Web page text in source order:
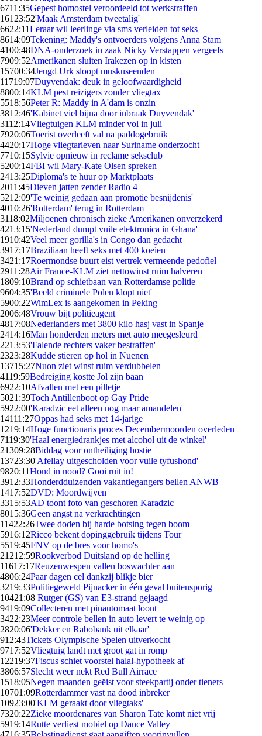
6711:35Gepest homostel veroordeeld tot werkstraffen
161 23:52'Maak Amsterdam tweetalig'
6622:11Leraar wil leerlinge via sms verleiden tot seks
8614:09Tekening: Maddy's ontvoerders volgens Anna Stam
4100:48DNA-onderzoek in zaak Nicky Verstappen vergeefs
7909:52Amerikanen sluiten Irakezen op in kisten
15700:34Jeugd Urk sloopt muskuseenden
11719:07Duyvendak: deuk in geloofwaardigheid
8800:14KLM pest reizigers zonder vliegtax
5518:56Peter R: Maddy in A'dam is onzin
3812:46'Kabinet viel bijna door inbraak Duyvendak'
3112:14Vliegtuigen KLM minder vol in juli
7920:06Toerist overleeft val na paddogebruik
4420:17Hoge vliegtarieven naar Suriname onderzocht
7710:15Sylvie opnieuw in reclame seksclub
5200:14FBI wil Mary-Kate Olsen spreken
2413:25Diploma's te huur op Marktplaats
2011:45Dieven jatten zender Radio 4
5212:09'Te weinig gedaan aan promotie besnijdenis'
4010:26'Rotterdam' terug in Rotterdam
3118:02Miljoenen chronisch zieke Amerikanen onverzekerd
4213:15'Nederland dumpt vuile elektronica in Ghana'
1910:42Veel meer gorilla's in Congo dan gedacht
3917:17Braziliaan heeft seks met 400 koeien
3421:17Roermondse buurt eist vertrek vermeende pedofiel
2911:28Air France-KLM ziet nettowinst ruim halveren
1809:10Brand op schietbaan van Rotterdamse politie
9604:35'Beeld criminele Polen klopt niet'
5900:22WimLex is aangekomen in Peking
2006:48Vrouw bijt politieagent
4817:08Nederlanders met 3800 kilo hasj vast in Spanje
2414:16Man honderden meters met auto meegesleurd
2213:53'Falende rechters vaker bestraffen'
2323:28Kudde stieren op hol in Nuenen
13715:27Nuon ziet winst ruim verdubbelen
4119:59Bedreiging kostte Jol zijn baan
6922:10Afvallen met een pilletje
5021:39Toch Antillenboot op Gay Pride
5922:00'Karadzic eet alleen nog maar amandelen'
14111:27Oppas had seks met 14-jarige
1219:14Hoge functionaris proces Decembermoorden overleden
7119:30'Haal energiedrankjes met alcohol uit de winkel'
21309:28Biddag voor ontheiliging hostie
13723:30'Afellay uitgescholden voor vuile tyfushond'
9820:11Hond in nood? Gooi ruit in!
3912:33Honderdduizenden vakantiegangers bellen ANWB
1417:52DVD: Moordwijven
3315:53AD toont foto van geschoren Karadzic
8015:36Geen angst na verkrachtingen
11422:26Twee doden bij harde botsing tegen boom
5916:12Ricco bekent dopinggebruik tijdens Tour
5519:45FNV op de bres voor homo's
21212:59Rookverbod Duitsland op de helling
11617:17Reuzenwespen vallen boswachter aan
4806:24Paar dagen cel dankzij blikje bier
3219:33Politiegeweld Pijnacker in één geval buitensporig
10421:08 Rutger (GS) van E3-strand gejaagd
9419:09Collecteren met pinautomaat loont
3422:23Meer controle bellen in auto levert te weinig op
2820:06'Dekker en Rabobank uit elkaar'
912:43Tickets Olympische Spelen uitverkocht
9717:52Vliegtuig landt met groot gat in romp
12219:37Fiscus schiet voorstel halal-hypotheek af
3806:57Slecht weer nekt Red Bull Airrace
1518:05Negen maanden geëist voor steekpartij onder tieners
10701:09Rotterdammer vast na dood inbreker
10923:00'KLM geraakt door vliegtaks'
7320:22Zieke moordenares van Sharon Tate komt niet vrij
5919:14Rutte verliest mobiel op Dance Valley